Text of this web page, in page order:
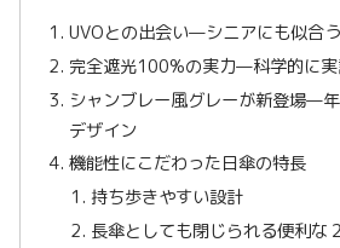
UVOとの出会い—シニアにも似合
完全遮光100%の実力—科学的に
シャンブレー風グレーが新登場—
デザイン
機能性にこだわった日傘の特長
持ち歩きやすい設計
長傘としても閉じられる便利な